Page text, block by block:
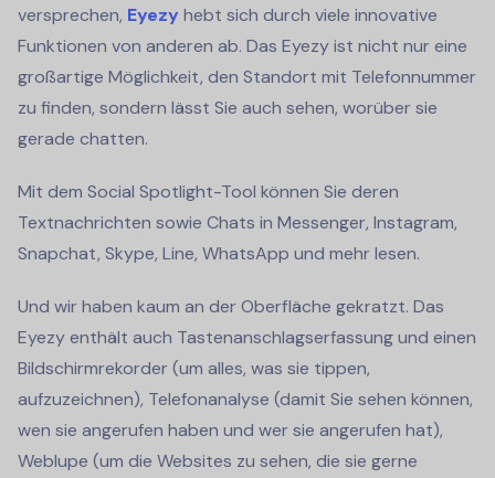
versprechen, Eyezy hebt sich durch viele innovative
Funktionen von anderen ab. Das Eyezy ist nicht nur eine
großartige Möglichkeit, den Standort mit Telefonnummer
zu finden, sondern lässt Sie auch sehen, worüber sie
gerade chatten.
Mit dem Social Spotlight-Tool können Sie deren
Textnachrichten sowie Chats in Messenger, Instagram,
Snapchat, Skype, Line, WhatsApp und mehr lesen.
Und wir haben kaum an der Oberfläche gekratzt. Das
Eyezy enthält auch Tastenanschlagserfassung und einen
Bildschirmrekorder (um alles, was sie tippen,
aufzuzeichnen), Telefonanalyse (damit Sie sehen können,
wen sie angerufen haben und wer sie angerufen hat),
Weblupe (um die Websites zu sehen, die sie gerne